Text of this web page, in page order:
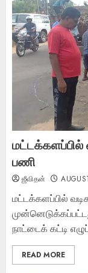
மட்டக்களப்பில்
பணி
ஜீவிதன்
மட்டக்களப்பில்
நாட்டைக் கட்டி
READ MORE